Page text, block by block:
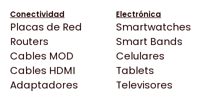
Conectividad
Placas de Red
Routers
Cables MOD
Cables HDMI
Adaptadores
Electrónica
Smartwatches
Smart Bands
Celulares
Tablets
Televisores
Deepcool
Dell
EVGA
Gamemax
Genesis
Genius
Click Gaming
Compufan Store
Dinobyte
Full H4rd
Gaming City
Gezatek